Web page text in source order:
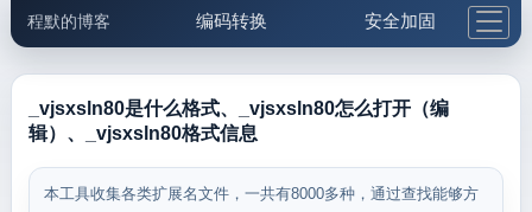
程默的博客 编码转换 安全加固
邮件工具 生活便民 更多工具
5.1支付宝大红包
_vjsxsln80是什么格式、_vjsxsln80怎么打开（编
辑）、_vjsxsln80格式信息
本工具收集各类扩展名文件，一共有8000多种，通过查找能够方